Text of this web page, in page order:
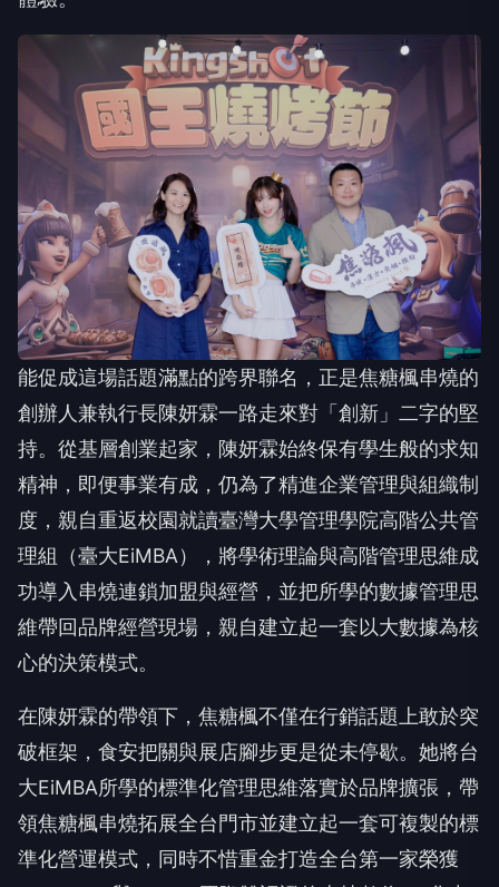
能促成這場話題滿點的跨界聯名，正是焦糖楓串燒的
創辦人兼執行長陳妍霖一路走來對「創新」二字的堅
持。從基層創業起家，陳妍霖始終保有學生般的求知
精神，即便事業有成，仍為了精進企業管理與組織制
度，親自重返校園就讀臺灣大學管理學院高階公共管
理組（臺大EiMBA），將學術理論與高階管理思維成
功導入串燒連鎖加盟與經營，並把所學的數據管理思
維帶回品牌經營現場，親自建立起一套以大數據為核
心的決策模式。
在陳妍霖的帶領下，焦糖楓不僅在行銷話題上敢於突
破框架，食安把關與展店腳步更是從未停歇。她將台
大EiMBA所學的標準化管理思維落實於品牌擴張，帶
領焦糖楓串燒拓展全台門市並建立起一套可複製的標
準化營運模式，同時不惜重金打造全台第一家榮獲